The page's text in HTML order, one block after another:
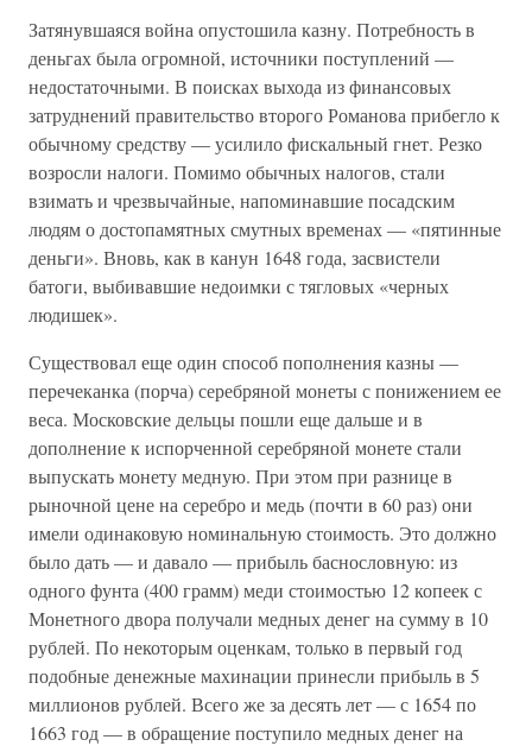
Затянувшаяся война опустошила казну. Потребность в
деньгах была огромной, источники поступлений —
недостаточными. В поисках выхода из финансовых
затруднений правительство второго Романова прибегло к
обычному средству — усилило фискальный гнет. Резко
возросли налоги. Помимо обычных налогов, стали
взимать и чрезвычайные, напоминавшие посадским
людям о достопамятных смутных временах — «пятинные
деньги». Вновь, как в канун 1648 года, засвистели
батоги, выбивавшие недоимки с тягловых «черных
людишек».
Существовал еще один способ пополнения казны —
перечеканка (порча) серебряной монеты с понижением ее
веса. Московские дельцы пошли еще дальше и в
дополнение к испорченной серебряной монете стали
выпускать монету медную. При этом при разнице в
рыночной цене на серебро и медь (почти в 60 раз) они
имели одинаковую номинальную стоимость. Это должно
было дать — и давало — прибыль баснословную: из
одного фунта (400 грамм) меди стоимостью 12 копеек с
Монетного двора получали медных денег на сумму в 10
рублей. По некоторым оценкам, только в первый год
подобные денежные махинации принесли прибыль в 5
миллионов рублей. Всего же за десять лет — с 1654 по
1663 год — в обращение поступило медных денег на